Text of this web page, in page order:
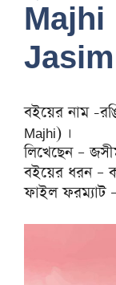
বইয়ের নাম -
Majhi) ।
লিখেছেন –
বইয়ের ধরন –
ফাইল ফরম্যাট